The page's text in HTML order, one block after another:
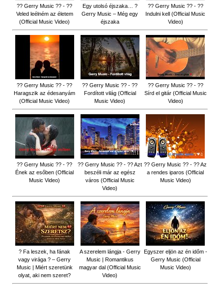
?? Gerry Music ?? - ??
Veled leélném az életem
(Official Music Video)
Egy utolsó éjszaka… ?
Gerry Music – Még egy
éjszaka
?? Gerry Music ?? - ??
Indulni kell (Official Music
Video)
?? Gerry Music ?? - ??
Haragszik az édesanyám
(Official Music Video)
?? Gerry Music ?? - ??
Fordított világ (Official
Music Video)
?? Gerry Music ?? - ??
Sírd el gitár (Official Music
Video)
?? Gerry Music ?? - ??
Ének az esőben (Official
Music Video)
?? Gerry Music ?? - ?? Azt
beszéli már az egész
város (Official Music
Video)
?? Gerry Music ?? - ?? Az
a rendes iparos (Official
Music Video)
? Fa leszek, ha fának
vagy virága ? – Gerry
Music | Miért szeretünk
olyat, aki nem szeret?
A szerelem lángja - Gerry
Music | Romantikus
magyar dal (Official Music
Video)
Egyszer eljön az én időm -
Gerry Music (Official
Music Video)